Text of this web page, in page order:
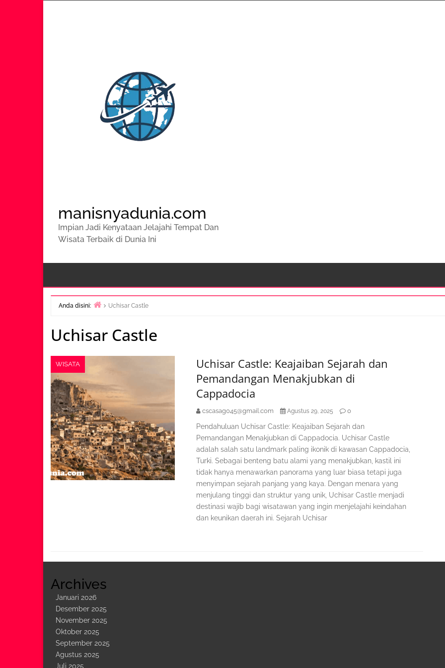
manisnyadunia.com
Impian Jadi Kenyataan Jelajahi Tempat Dan
Wisata Terbaik di Dunia Ini
Anda disini:
Uchisar Castle
Uchisar Castle
WISATA
Uchisar Castle: Keajaiban Sejarah dan
Pemandangan Menakjubkan di
Cappadocia
cscasag045@gmail.com Agustus 29, 2025 0
Pendahuluan Uchisar Castle: Keajaiban Sejarah dan
Pemandangan Menakjubkan di Cappadocia. Uchisar Castle
adalah salah satu landmark paling ikonik di kawasan Cappadocia,
Turki. Sebagai benteng batu alami yang menakjubkan, kastil ini
tidak hanya menawarkan panorama yang luar biasa tetapi juga
menyimpan sejarah panjang yang kaya. Dengan menara yang
menjulang tinggi dan struktur yang unik, Uchisar Castle menjadi
destinasi wajib bagi wisatawan yang ingin menjelajahi keindahan
dan keunikan daerah ini. Sejarah Uchisar
Archives
Januari 2026
Desember 2025
November 2025
Oktober 2025
September 2025
Agustus 2025
Juli 2025